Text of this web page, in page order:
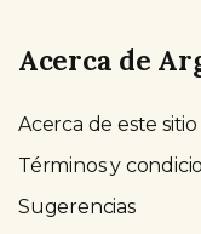
Acerca de
Acerca de este sitio
Términos y
Sugerencias